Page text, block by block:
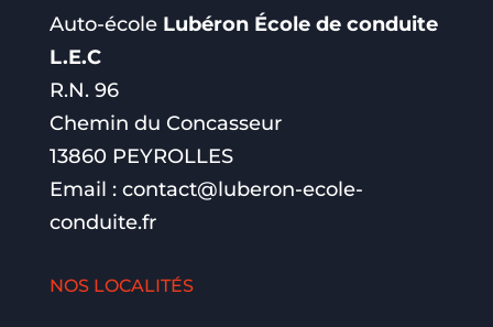
Auto-école Lubéron École de conduite
L.E.C
R.N. 96
Chemin du Concasseur
13860 PEYROLLES
Email : contact@luberon-ecole-
conduite.fr
NOS LOCALITÉS